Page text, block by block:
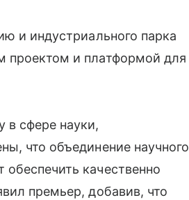
и индустриального парка
проектом и платформой для
в сфере науки,
что объединение научного
качественно
премьер, добавив, что